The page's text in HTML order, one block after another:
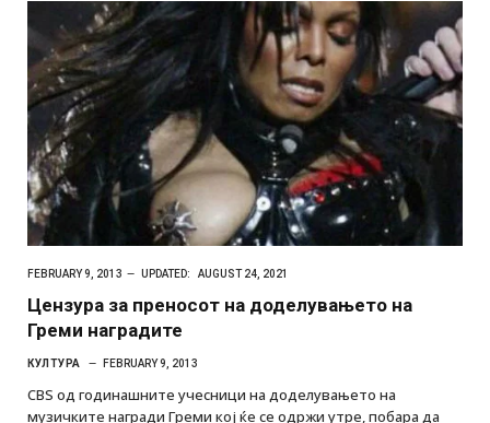
FEBRUARY 9, 2013 UPDATED: AUGUST 24, 2021
Цензура за преносот на доделувањето на
Греми наградите
КУЛТУРА FEBRUARY 9, 2013
CBS од годинашните учесници на доделувањето на
музичките награди Греми кој ќе се одржи утре, побара да